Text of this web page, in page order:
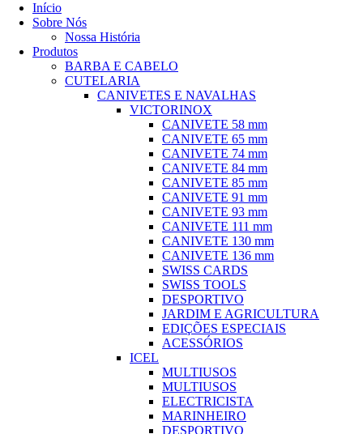
Início
Sobre Nós
Nossa História
Produtos
BARBA E CABELO
CUTELARIA
CANIVETES E NAVALHAS
VICTORINOX
CANIVETE 58 mm
CANIVETE 65 mm
CANIVETE 74 mm
CANIVETE 84 mm
CANIVETE 85 mm
CANIVETE 91 mm
CANIVETE 93 mm
CANIVETE 111 mm
CANIVETE 130 mm
CANIVETE 136 mm
SWISS CARDS
SWISS TOOLS
DESPORTIVO
JARDIM E AGRICULTURA
EDIÇÕES ESPECIAIS
ACESSÓRIOS
ICEL
MULTIUSOS
MULTIUSOS
ELECTRICISTA
MARINHEIRO
DESPORTIVO